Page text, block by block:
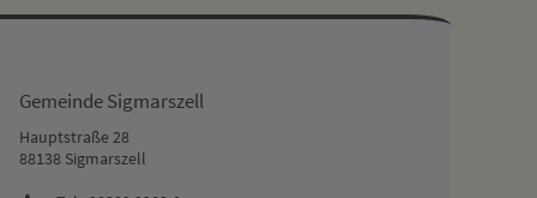
Gemeinde Sigmarszell
Hauptstraße 28
88138 Sigmarszell